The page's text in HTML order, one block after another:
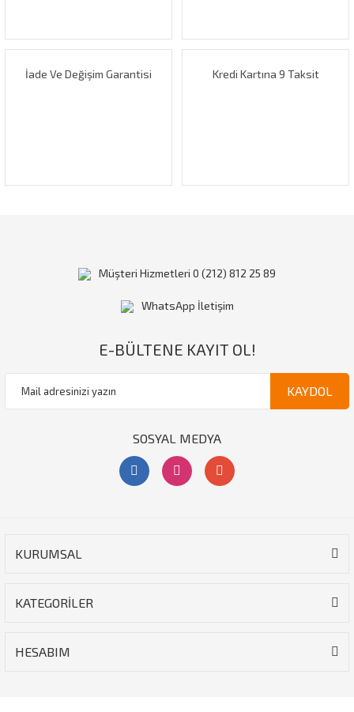
İade Ve Değişim Garantisi Kredi Kartına 9 Taksit
KURUMSAL
KATEGORİLER
HESABIM
Müşteri Hizmetleri 0 (212) 812 25 89
WhatsApp İletişim
E-BÜLTENE KAYIT OL!
KAYDOL
SOSYAL MEDYA